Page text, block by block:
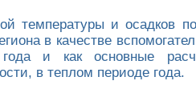
температуры и осадков
в качестве
и как основные
в теплом периоде года.